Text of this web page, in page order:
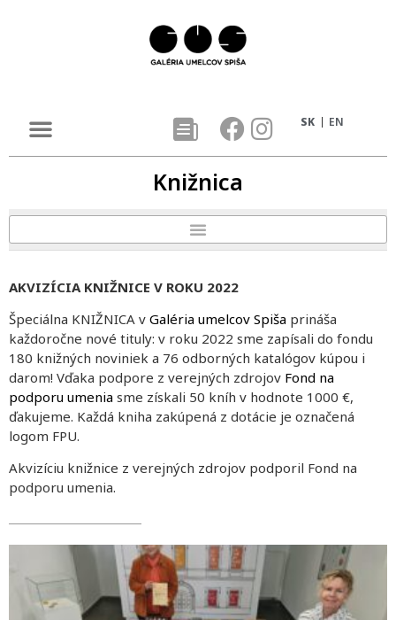
SK EN
Knižnica
AKVIZÍCIA KNIŽNICE V ROKU 2022
Špeciálna KNIŽNICA v Galéria umelcov Spiša prináša
každoročne nové tituly: v roku 2022 sme zapísali do fondu
180 knižných noviniek a 76 odborných katalógov kúpou i
darom! Vďaka podpore z verejných zdrojov Fond na
podporu umenia sme získali 50 kníh v hodnote 1000 €,
ďakujeme. Každá kniha zakúpená z dotácie je označená
logom FPU.
Akvizíciu knižnice z verejných zdrojov podporil Fond na
podporu umenia.